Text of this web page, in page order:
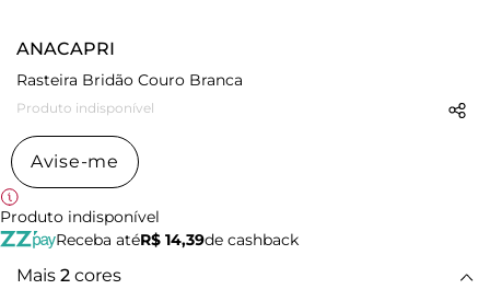
ANACAPRI
Rasteira Bridão Couro Branca
Produto indisponível
Avise-me
Produto indisponível
Receba atéR$ 14,39de cashback
Mais 2 cores